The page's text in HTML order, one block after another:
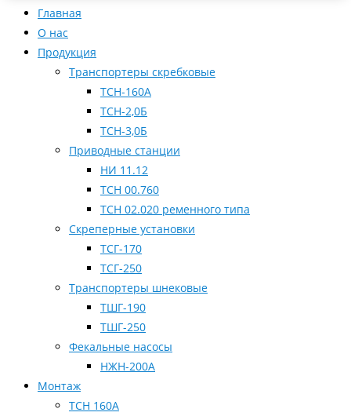
Главная
О нас
Продукция
Транспортеры скребковые
ТСН-160А
ТСН-2,0Б
ТСН-3,0Б
Приводные станции
НИ 11.12
ТСН 00.760
ТСН 02.020 ременного типа
Скреперные установки
ТСГ-170
ТСГ-250
Транспортеры шнековые
ТШГ-190
ТШГ-250
Фекальные насосы
НЖН-200А
Монтаж
ТСН 160А